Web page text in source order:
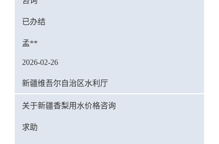
已办结
孟**
2026-02-26
新疆维吾尔自治区水利厅
关于新疆香梨用水价格咨询
求助